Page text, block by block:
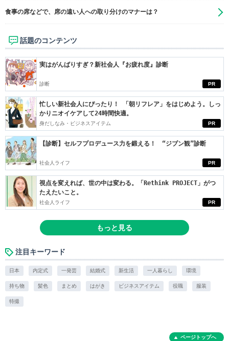
食事の席などで、席の遠い人への取り分けのマナーは？
話題のコンテンツ
PR
実はがんばりすぎ？新社会人『お疲れ度』診断
診断
PR
忙しい新社会人にぴったり！ 「朝リフレア」をはじめよう。しっ
かりニオイケアして24時間快適。
身だしなみ・ビジネスアイテム
PR
【診断】セルフプロデュース力を鍛える！ “ジブン観”診断
社会人ライフ
PR
視点を変えれば、世の中は変わる。「Rethink PROJECT」がつ
たえたいこと。
社会人ライフ
もっと見る
注目キーワード
日本 内定式 一発芸 結婚式 新生活 一人暮らし 環境
持ち物 髪色 まとめ はがき ビジネスアイテム 役職 服装
特撮
ページトップへ